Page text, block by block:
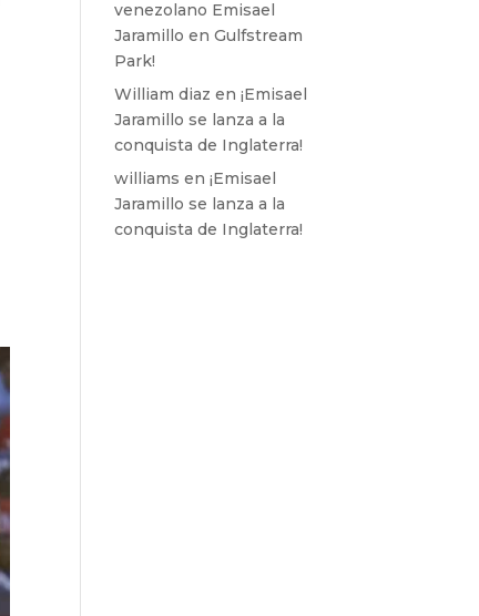
venezolano Emisael
Jaramillo en Gulfstream
Park!
William diaz en¡Emisael
Jaramillo se lanza a la
conquista de Inglaterra!
williams en¡Emisael
Jaramillo se lanza a la
conquista de Inglaterra!